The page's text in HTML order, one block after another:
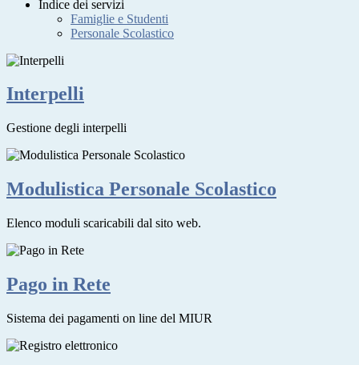
Indice dei servizi
Famiglie e Studenti
Personale Scolastico
Interpelli
Gestione degli interpelli
Modulistica Personale Scolastico
Elenco moduli scaricabili dal sito web.
Pago in Rete
Sistema dei pagamenti on line del MIUR